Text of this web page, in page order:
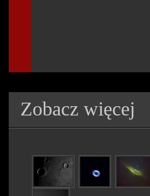
Zobacz więcej